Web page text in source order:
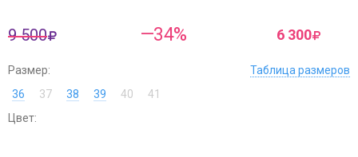
9 500 —34% 6 300
Размер:
Таблица размеров
36
37 38 39 40
41
Цвет: